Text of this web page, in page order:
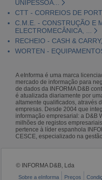
UNIPESSOA...
CTT - CORREIOS DE
C.M.E. - CONSTRUÇÃO E
ELECTROMECÂNICA, ...
RECHEIO - CASH &
WORTEN -
A eInforma é uma marca
mercado de informação para
de dados da INFORMA D&B
é atualizada diariamente por
altamente qualificados, através
empresas. Desde 2004 que
informação empresarial: a D&B
milhões de registos
pertence à líder espanhola
CESCE, especializado na
© INFORMA D&B, Lda
Sobre a eInforma Preços